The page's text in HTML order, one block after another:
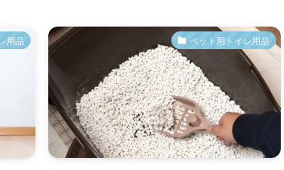
用品 ペット用トイレ用品